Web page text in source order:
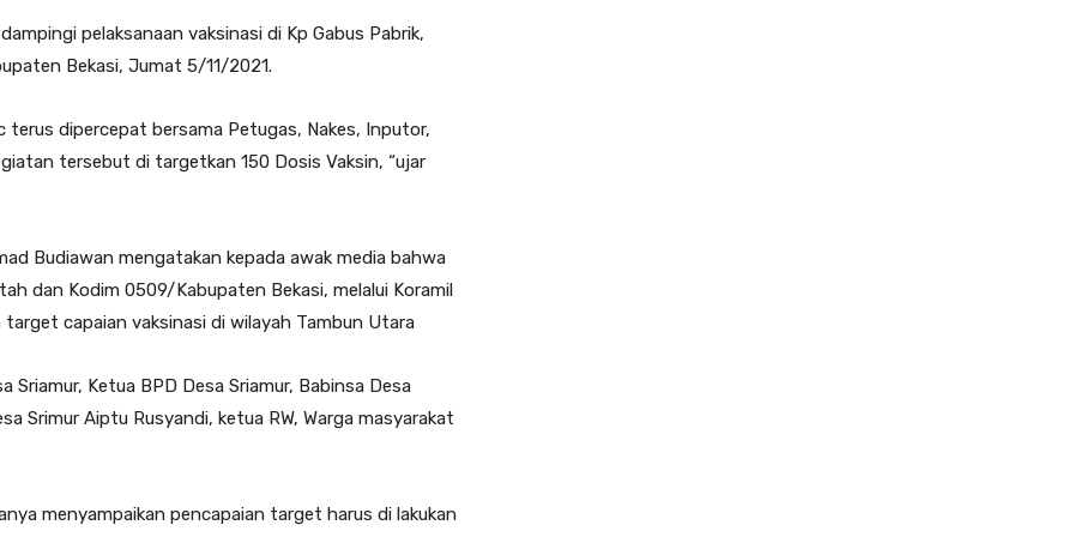
pelaksanaan vaksinasi di Kp Gabus Pabrik,
Bekasi, Jumat 5/11/2021.
terus dipercepat bersama Petugas, Nakes, Inputor,
tersebut di targetkan 150 Dosis Vaksin, “ujar
Budiawan mengatakan kepada awak media bahwa
dan Kodim 0509/Kabupaten Bekasi, melalui Koramil
capaian vaksinasi di wilayah Tambun Utara
Ketua BPD Desa Sriamur, Babinsa Desa
Srimur Aiptu Rusyandi, ketua RW, Warga masyarakat
menyampaikan pencapaian target harus di lakukan